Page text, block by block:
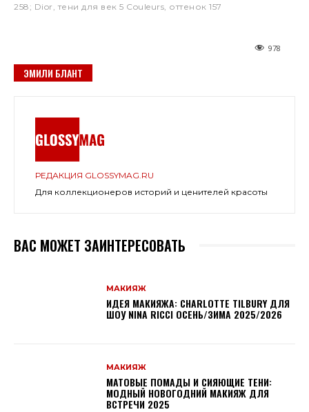
258; Dior, тени для век 5 Couleurs, оттенок 157
978
ЭМИЛИ БЛАНТ
РЕДАКЦИЯ GLOSSYMAG.RU
Для коллекционеров историй и ценителей красоты
ВАС МОЖЕТ ЗАИНТЕРЕСОВАТЬ
МАКИЯЖ
ИДЕЯ МАКИЯЖА: CHARLOTTE TILBURY ДЛЯ
ШОУ NINA RICCI ОСЕНЬ/ЗИМА 2025/2026
МАКИЯЖ
МАТОВЫЕ ПОМАДЫ И СИЯЮЩИЕ ТЕНИ:
МОДНЫЙ НОВОГОДНИЙ МАКИЯЖ ДЛЯ
ВСТРЕЧИ 2025